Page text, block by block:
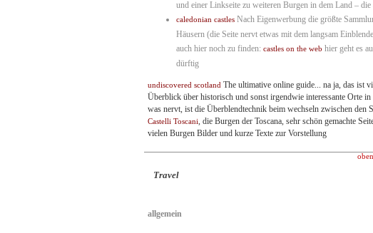
und einer Linkseite zu weiteren Burgen in dem Land –
caledonian castles Nach Eigenwerbung die größte
Häusern (die Seite nervt etwas mit dem langsam
auch hier noch zu finden: castles on the web hier geht es
dürftig
undiscovered scotland The ultimative online guide... na ja, das ist
Überblick über historisch und sonst irgendwie interessante Orte
was nervt, ist die Überblendtechnik beim wechseln zwischen den
Castelli Toscani, die Burgen der Toscana, sehr schön gemachte
vielen Burgen Bilder und kurze Texte zur Vorstellung
oben
Travel
allgemein